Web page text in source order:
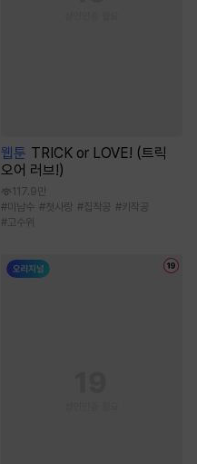
웹툰 TRICK or LOVE! (트릭
오어 러브!)
117.9만
#미남수 #첫사랑 #집착공 #키작공
#고수위